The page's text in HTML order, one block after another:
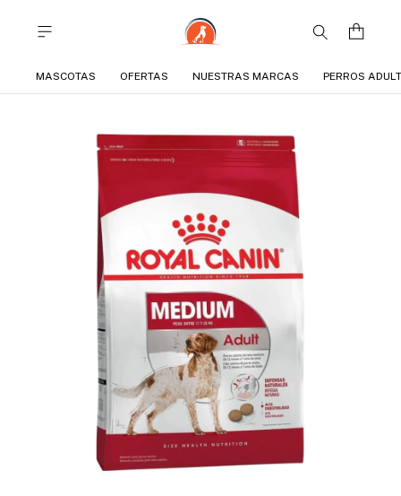
MASCOTAS OFERTAS NUESTRAS MARCAS PERROS